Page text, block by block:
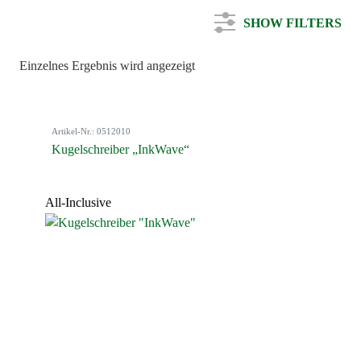
SHOW FILTERS
Farbe
Einzelnes Ergebnis wird angezeigt
Artikel-Nr.: 0512010
Kugelschreiber „InkWave“
All-Inclusive